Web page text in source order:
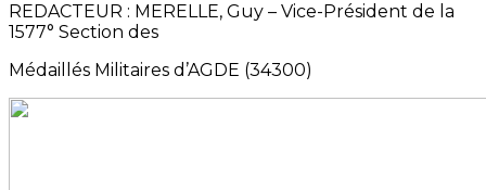
REDACTEUR : MERELLE, Guy – Vice-Président de la
1577° Section des
Médaillés Militaires d’AGDE (34300)